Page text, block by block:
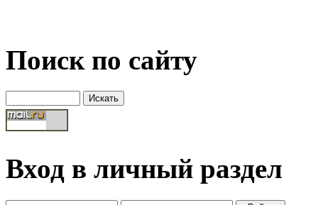
Поиск по сайту
Вход в личный раздел